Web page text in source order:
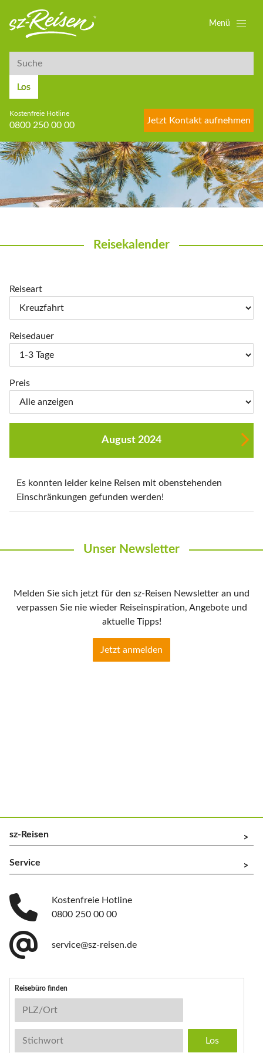
Suche
Los
Kostenfreie Hotline
0800 250 00 00
Jetzt Kontakt aufnehmen
Menü
Reisekalender
Reiseart
Reisedauer
Preis
August 2024
Es konnten leider keine Reisen mit obenstehenden
Einschränkungen gefunden werden!
Unser Newsletter
Melden Sie sich jetzt für den sz-Reisen Newsletter an und
verpassen Sie nie wieder Reiseinspiration, Angebote und
aktuelle Tipps!
Jetzt anmelden
sz-Reisen ^
Service ^
Kostenfreie Hotline
0800 250 00 00
service@sz-reisen.de
Reisebüro finden
Reisebüro-Suche
PLZ/Ort